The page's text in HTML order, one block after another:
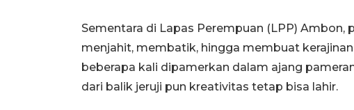
Sementara di Lapas Perempuan (LPP) Ambon,
menjahit, membatik, hingga membuat
beberapa kali dipamerkan dalam ajang
dari balik jeruji pun kreativitas tetap bisa lahir.